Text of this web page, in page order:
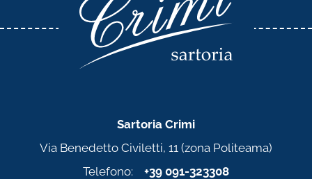
Sartoria Crimi
Via Benedetto Civiletti, 11 (zona Politeama)
Telefono: +39 091-323308